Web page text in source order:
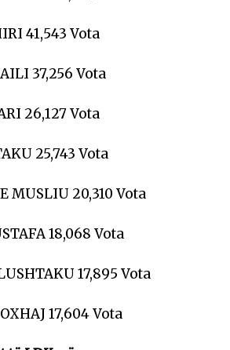
41,543 Vota
37,256 Vota
26,127 Vota
25,743 Vota
MUSLIU 20,310 Vota
18,068 Vota
17,895 Vota
17,604 Vota